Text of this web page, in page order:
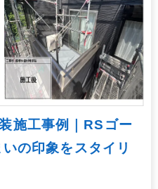
施工事例｜RSゴー
の印象をスタイリ